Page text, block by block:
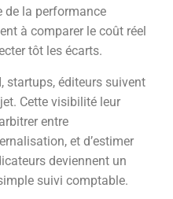
de la performance
à comparer le coût réel
tôt les écarts.
startups, éditeurs suivent
Cette visibilité leur
entre
et d’estimer
deviennent un
suivi comptable.